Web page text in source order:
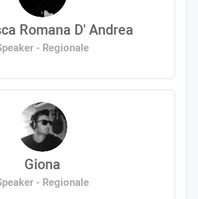
Romana D' Andrea
- Regionale
Giona
- Regionale